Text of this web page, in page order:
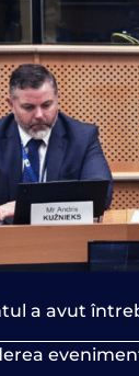
a avut